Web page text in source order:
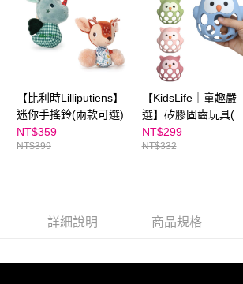
３．未成年的使用者請事先徵得法定代理人或監護人
「AFTEE先享後付」，若未經同意申辦者引起之損失
任。
４．使用「AFTEE先享後付」時，將依據個別帳號
時審查核予不同之上限額度；若仍有額度不足之情形
５．嚴禁一人註冊多個帳號或使用他人資訊註冊。若
恩沛科技股份有限公司將有權停止該用戶之使用額度
【比利時Lilliputiens】
迷你手搖鈴(兩款可選)
NT$359
NT$399
【KidsLife｜童趣嚴
選】矽膠固齒玩具(多
色可選)
NT$299
NT$332
詳細說明 商品規格